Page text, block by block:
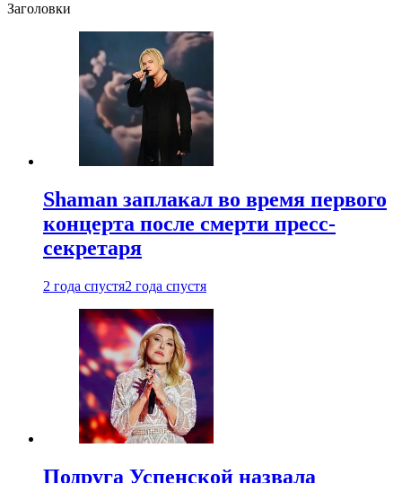
Заголовки
Shaman заплакал во время первого
концерта после смерти пресс-
секретаря
2 года спустя2 года спустя
Подруга Успенской назвала